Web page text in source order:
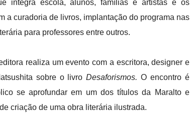
integra escola, alunos, famílias e artistas e os
a curadoria de livros, implantação do programa nas
para professores entre outros.
realiza um evento com a escritora, designer e
sobre o livroDesaforismos.O encontro é
se aprofundar em um dos títulos da Maralto e
criação de uma obra literária ilustrada.